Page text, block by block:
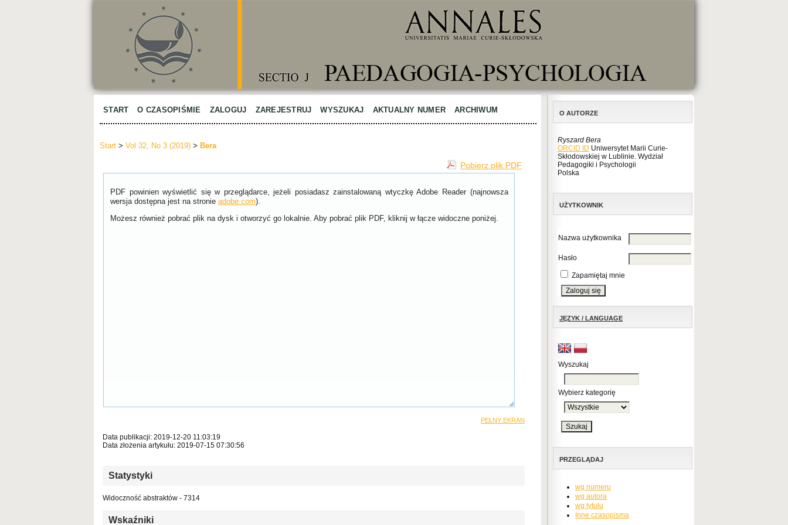
O AUTORZE
Ryszard Bera
ORCID ID Uniwersytet Marii Curie-
Skłodowskiej w Lublinie. Wydział
Pedagogiki i Psychologii
Polska
UŻYTKOWNIK
Nazwa użytkownika
Hasło
Zapamiętaj mnie
JĘZYK / LANGUAGE
Wyszukaj
Wybierz kategorię
PRZEGLĄDAJ
wg numeru
wg autora
wg tytułu
Inne czasopisma
START O CZASOPIŚMIE ZALOGUJ ZAREJESTRUJ WYSZUKAJ AKTUALNY NUMER ARCHIWUM
Start > Vol 32, No 3 (2019) > Bera
Pobierz plik PDF
PDF powinien wyświetlić się w przeglądarce, jeżeli posiadasz zainstalowaną wtyczkę Adobe Reader (najnowsza
wersja dostępna jest na stronie adobe.com).
Możesz również pobrać plik na dysk i otworzyć go lokalnie. Aby pobrać plik PDF, kliknij w łącze widoczne poniżej.
PEŁNY EKRAN
Data publikacji: 2019-12-20 11:03:19
Data złożenia artykułu: 2019-07-15 07:30:56
Statystyki
Widoczność abstraktów - 7314
Wskaźniki